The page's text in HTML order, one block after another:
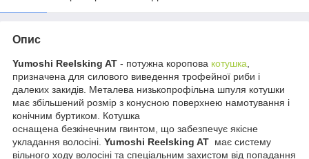
Опис
Yumoshi Reelsking AT - потужна коропова котушка
призначена для силового виведення трофейної риби і
далеких закидів. Металева низькопрофільна шпуля котушки
має збільшений розмір з конусною поверхнею намотування і
конічним буртиком. Котушка
оснащена безкінечним гвинтом, що забезпечує якісне
укладання волосіні. Yumoshi Reelsking AT має систему
вільного ходу волосіні та спеціальним захистом від попадання